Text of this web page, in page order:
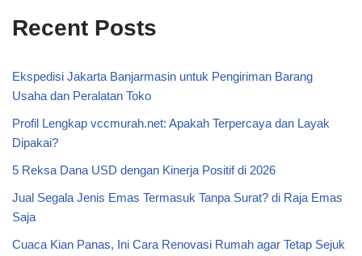
Recent Posts
Ekspedisi Jakarta Banjarmasin untuk Pengiriman Barang
Usaha dan Peralatan Toko
Profil Lengkap vccmurah.net: Apakah Terpercaya dan Layak
Dipakai?
5 Reksa Dana USD dengan Kinerja Positif di 2026
Jual Segala Jenis Emas Termasuk Tanpa Surat? di Raja Emas
Saja
Cuaca Kian Panas, Ini Cara Renovasi Rumah agar Tetap Sejuk